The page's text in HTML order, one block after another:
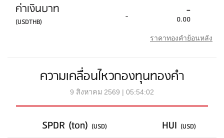
ค่าเงินบาท
(USDTHB) - -
0.00
ราคาทองคำย้อนหลัง
ความเคลื่อนไหวกองทุนทองคำ
9 สิงหาคม 2569 | 05:54:02
SPDR (ton) (USD) HUI (USD)